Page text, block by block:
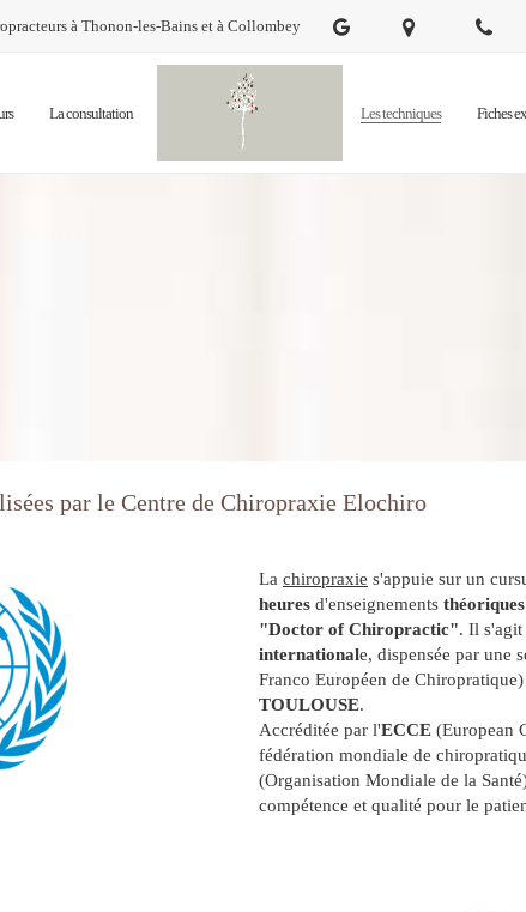
à Thonon-les-Bains et à Collombey
La consultation Les techniques Fiches
par le Centre de Chiropraxie Elochiro
La chiropraxie s'appuie sur un
heures d'enseignements
"Doctor of Chiropractic". Il s'agit
internationale, dispensée par une
Franco Européen de
TOULOUSE.
Accréditée par l'ECCE (European
fédération mondiale de
(Organisation Mondiale de la
compétence et qualité pour le